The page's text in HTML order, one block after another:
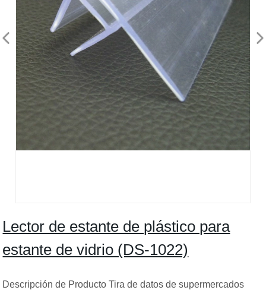
Lector de estante de plástico para
estante de vidrio (DS-1022)
Descripción de Producto Tira de datos de supermercados